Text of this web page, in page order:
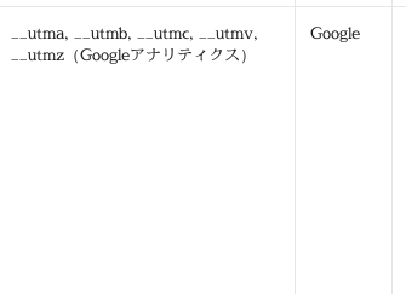
__utma, __utmb, __utmc, __utmv,
__utmz（Googleアナリティクス）
Google